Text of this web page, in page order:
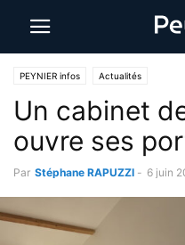
PEYNIER infos Actualités
Un cabinet
ouvre ses
Par Stéphane RAPUZZI - 6 juin